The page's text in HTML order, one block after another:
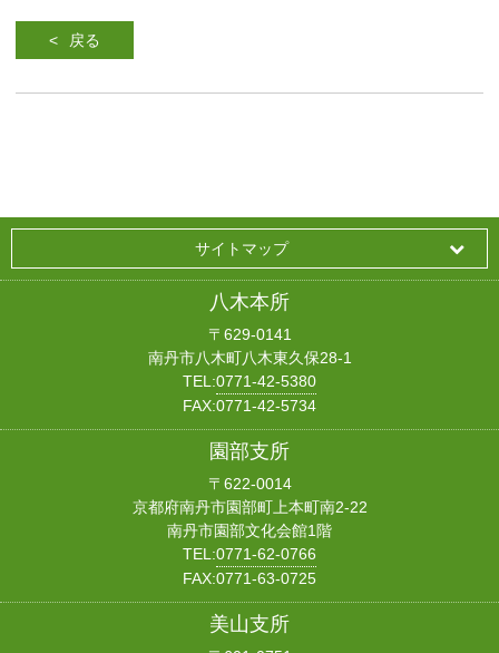
戻る
サイトマップ
八木本所
〒629-0141
南丹市八木町八木東久保28-1
TEL:0771-42-5380
FAX:0771-42-5734
園部支所
〒622-0014
京都府南丹市園部町上本町南2-22
南丹市園部文化会館1階
TEL:0771-62-0766
FAX:0771-63-0725
美山支所